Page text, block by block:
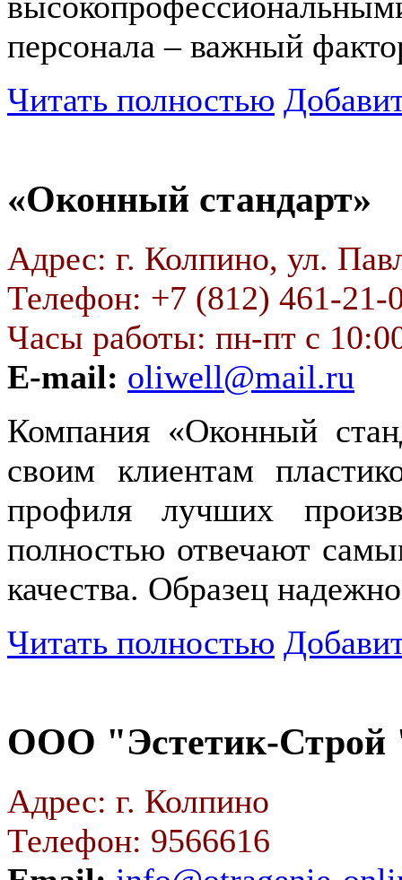
персонала – важный
Читать полностью
«Оконный стандарт»
Адрес: г. Колпино, ул.
Телефон: +7 (812) 461-21-
Часы работы: пн-пт с
E-mail: oliwell@mail.ru
Компания «Оконный
своим клиентам
профиля лучших
полностью отвечают
качества. Образец
Читать полностью
ООО "Эстетик-Строй
Адрес: г. Колпино
Телефон: 9566616